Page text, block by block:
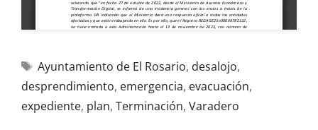
Ayuntamiento de El Rosario, desalojo,
desprendimiento, emergencia, evacuación,
expediente, plan, Terminación, Varadero